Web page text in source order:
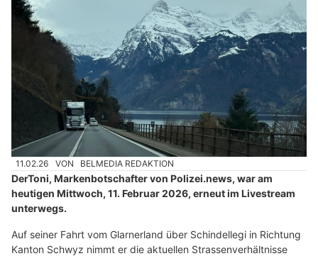
11.02.26 VON BELMEDIA REDAKTION
DerToni, Markenbotschafter von Polizei.news, war am
heutigen Mittwoch, 11. Februar 2026, erneut im Livestream
unterwegs.
Auf seiner Fahrt vom Glarnerland über Schindellegi in Richtung
Kanton Schwyz nimmt er die aktuellen Strassenverhältnisse